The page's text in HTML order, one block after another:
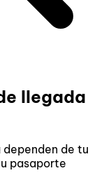
llegada
de tu
pasaporte